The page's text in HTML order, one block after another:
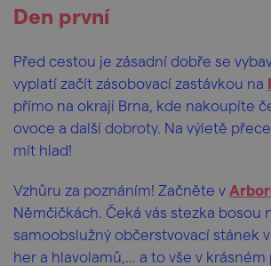
Den první
Před cestou je zásadní dobře se
vyplatí začít zásobovací zastávkou na
přímo na okraji Brna, kde nakoupíte
ovoce a další dobroty. Na výletě
mít hlad!
Vzhůru za poznáním! Začněte v
Němčičkách. Čeká vás stezka bosou
samoobslužný občerstvovací stánek
her a hlavolamů,... a to vše v